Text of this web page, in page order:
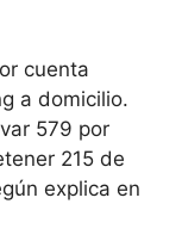
cuenta
a domicilio.
579 por
215 de
explica en